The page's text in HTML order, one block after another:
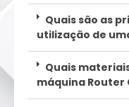
Quais são as
utilização de
Quais
máquina Router